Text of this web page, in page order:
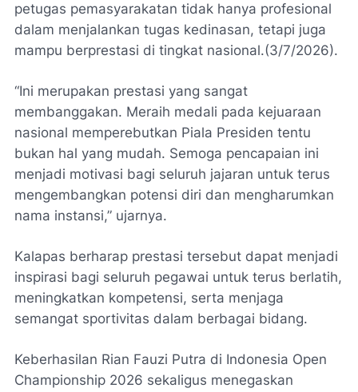
petugas pemasyarakatan tidak hanya profesional
dalam menjalankan tugas kedinasan, tetapi juga
mampu berprestasi di tingkat nasional.(3/7/2026).
“Ini merupakan prestasi yang sangat
membanggakan. Meraih medali pada kejuaraan
nasional memperebutkan Piala Presiden tentu
bukan hal yang mudah. Semoga pencapaian ini
menjadi motivasi bagi seluruh jajaran untuk terus
mengembangkan potensi diri dan mengharumkan
nama instansi,” ujarnya.
Kalapas berharap prestasi tersebut dapat menjadi
inspirasi bagi seluruh pegawai untuk terus berlatih,
meningkatkan kompetensi, serta menjaga
semangat sportivitas dalam berbagai bidang.
Keberhasilan Rian Fauzi Putra di Indonesia Open
Championship 2026 sekaligus menegaskan